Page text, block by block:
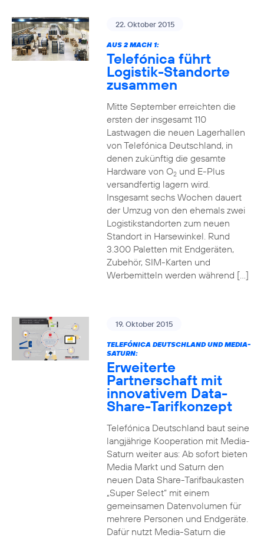
22. Oktober 2015
AUS 2 MACH 1:
Telefónica führt
Logistik-Standorte
zusammen
Mitte September erreichten die
ersten der insgesamt 110
Lastwagen die neuen Lagerhallen
von Telefónica Deutschland, in
denen zukünftig die gesamte
Hardware von O2und E-Plus
versandfertig lagern wird.
Insgesamt sechs Wochen dauert
der Umzug von den ehemals zwei
Logistikstandorten zum neuen
Standort in Harsewinkel. Rund
3.300 Paletten mit Endgeräten,
Zubehör, SIM-Karten und
Werbemitteln werden während […]
19. Oktober 2015
TELEFÓNICA DEUTSCHLAND UND MEDIA-
SATURN:
Erweiterte
Partnerschaft mit
innovativem Data-
Share-Tarifkonzept
Telefónica Deutschland baut seine
langjährige Kooperation mit Media-
Saturn weiter aus: Ab sofort bieten
Media Markt und Saturn den
neuen Data Share-Tarifbaukasten
„Super Select“ mit einem
gemeinsamen Datenvolumen für
mehrere Personen und Endgeräte.
Dafür nutzt Media-Saturn die